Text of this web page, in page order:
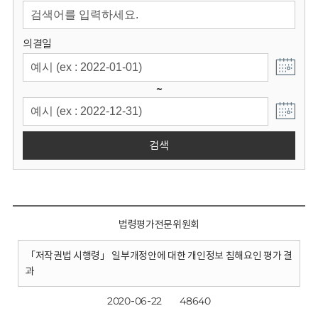
의결일
~
검색
법령평가전문위원회
「저작권법 시행령」 일부개정안에 대한 개인정보 침해요인 평가 결
과
2020-06-22 48640